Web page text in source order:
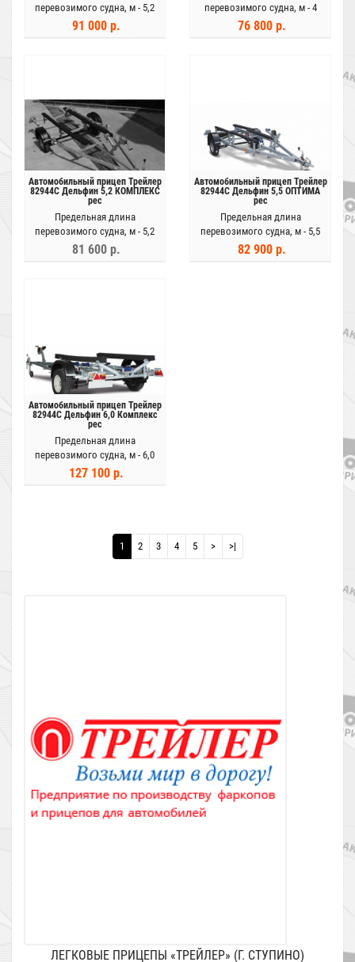
перевозимого судна, м - 5,2
91 000 р.
перевозимого судна, м - 4
76 800 р.
Автомобильный прицеп Трейлер
82944С Дельфин 5,2 КОМПЛЕКС
рес
Предельная длина
перевозимого судна, м - 5,2
81 600 р.
Автомобильный прицеп Трейлер
82944С Дельфин 5,5 ОПТИМА
рес
Предельная длина
перевозимого судна, м - 5,5
82 900 р.
Автомобильный прицеп Трейлер
82944С Дельфин 6,0 Комплекс
рес
Предельная длина
перевозимого судна, м - 6,0
127 100 р.
1 2 3 4 5 > >|
ЛЕГКОВЫЕ ПРИЦЕПЫ «ТРЕЙЛЕР» (Г. СТУПИНО)